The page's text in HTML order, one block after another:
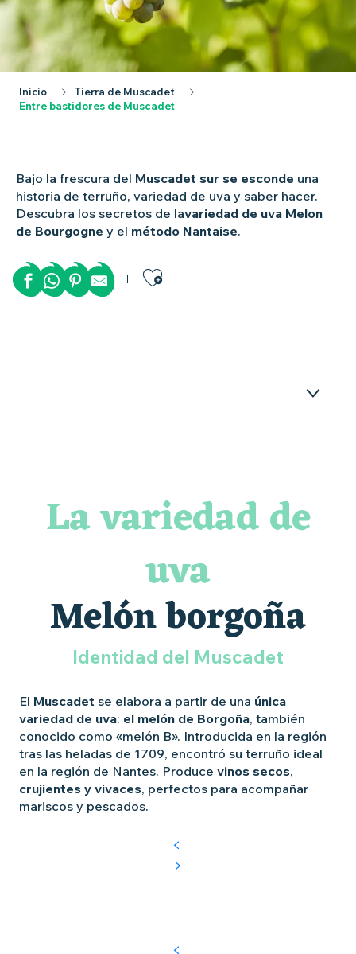
Inicio
Tierra de Muscadet
Entre bastidores de Muscadet
Bajo la frescura del Muscadet sur se esconde una
historia de terruño, variedad de uva y saber hacer.
Descubra los secretos de lavariedad de uva Melon
de Bourgogne y el método Nantaise.
Ajouter aux
UNA DENOMINACIÓN, VARIOS
TERRUÑOS
PREGUNTAS FRECUENTES
La variedad de
uva
Melón borgoña
Identidad del Muscadet
El Muscadet se elabora a partir de una única
variedad de uva: el melón de Borgoña, también
conocido como «melón B». Introducida en la región
tras las heladas de 1709, encontró su terruño ideal
en la región de Nantes. Produce vinos secos,
crujientes y vivaces, perfectos para acompañar
mariscos y pescados.